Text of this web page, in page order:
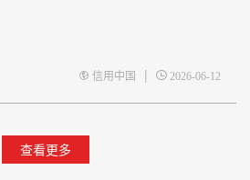
信用中国 | 2026-06-12
查看更多